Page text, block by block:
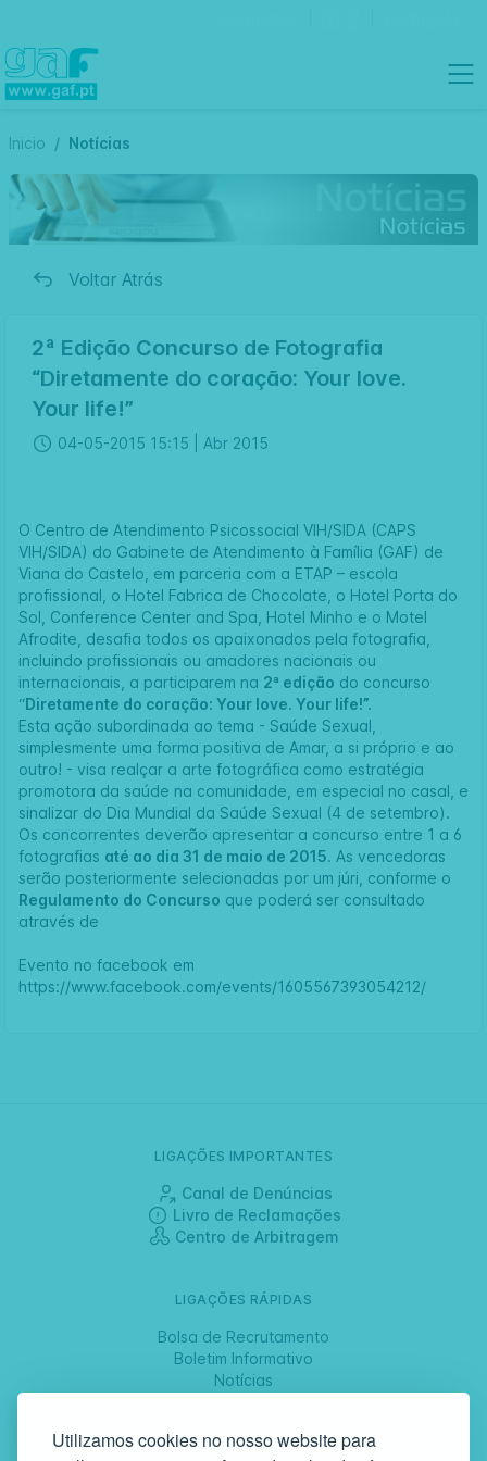
Utilizamos cookies no nosso website para
Inicio Notícias
Voltar Atrás
2ª Edição Concurso de Fotografia
“Diretamente do coração: Your love.
Your life!”
04-05-2015 15:15 | Abr 2015
O Centro de Atendimento Psicossocial VIH/SIDA (CAPS
VIH/SIDA) do Gabinete de Atendimento à Família (GAF) de
Viana do Castelo, em parceria com a ETAP – escola
profissional, o Hotel Fabrica de Chocolate, o Hotel Porta do
Sol, Conference Center and Spa, Hotel Minho e o Motel
Afrodite, desafia todos os apaixonados pela fotografia,
incluindo profissionais ou amadores nacionais ou
internacionais, a participarem na 2ª edição do concurso
“Diretamente do coração: Your love. Your life!”.
Esta ação subordinada ao tema - Saúde Sexual,
simplesmente uma forma positiva de Amar, a si próprio e ao
outro! - visa realçar a arte fotográfica como estratégia
promotora da saúde na comunidade, em especial no casal, e
sinalizar do Dia Mundial da Saúde Sexual (4 de setembro).
Os concorrentes deverão apresentar a concurso entre 1 a 6
fotografias até ao dia 31 de maio de 2015. As vencedoras
serão posteriormente selecionadas por um júri, conforme o
Regulamento do Concurso que poderá ser consultado
através de
Evento no facebook em
https://www.facebook.com/events/1605567393054212/
LIGAÇÕES IMPORTANTES
Canal de Denúncias
Livro de Reclamações
Centro de Arbitragem
LIGAÇÕES RÁPIDAS
Bolsa de Recrutamento
Boletim Informativo
Notícias